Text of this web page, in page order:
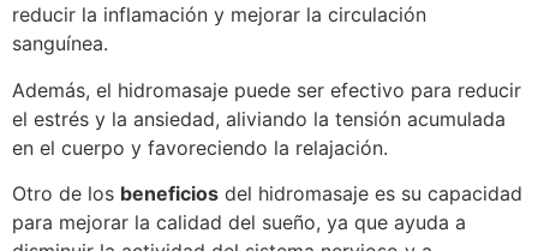
reducir la inflamación y mejorar la circulación
sanguínea.
Además, el hidromasaje puede ser efectivo para reducir
el estrés y la ansiedad, aliviando la tensión acumulada
en el cuerpo y favoreciendo la relajación.
Otro de los beneficios del hidromasaje es su capacidad
para mejorar la calidad del sueño, ya que ayuda a